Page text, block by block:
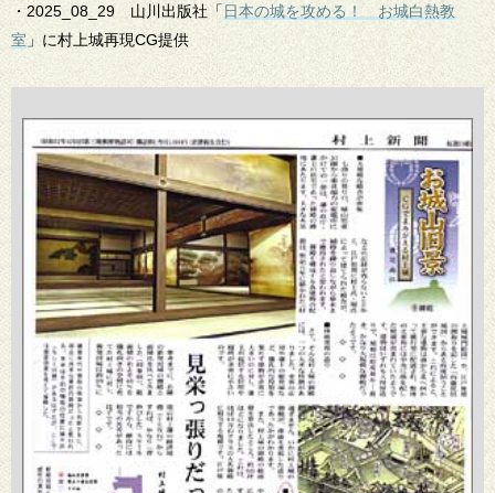
・2025_08_29 山川出版社「 日本の城を攻める！ お城白熱教
室」に村上城再現CG提供